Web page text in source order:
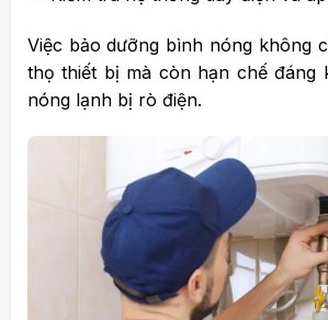
Việc bảo dưỡng bình nóng không
thọ thiết bị mà còn hạn chế đáng
nóng lạnh bị rò điện.